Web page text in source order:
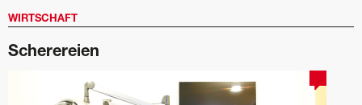
WIRTSCHAFT
Scherereien